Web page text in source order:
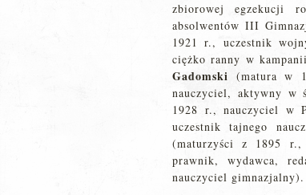
zbiorowej egzekucji
absolwentów III
1921 r., uczestnik
ciężko ranny w
Gadomski (matura w
nauczyciel, aktywny w
1928 r., nauczyciel w
uczestnik tajnego
(maturzyści z 1895
prawnik, wydawca,
nauczyciel gimnazjalny).